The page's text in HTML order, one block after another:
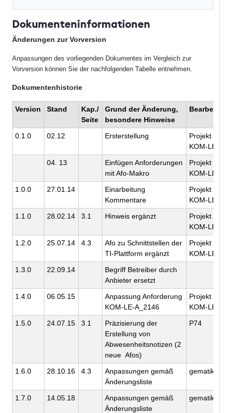
Dokumenteninformationen
Änderungen zur Vorversion
Anpassungen des vorliegenden Dokumentes im Vergleich zur
Vorversion können Sie der nachfolgenden Tabelle entnehmen.
Dokumentenhistorie
Version Stand
Kap./
Seite
Grund der Änderung,
besondere Hinweise
0.1.0 02.12 Ersterstellung
Projekt
KOM-LE
04. 13
Einfügen Anforderungen
mit Afo-Makro
Projekt
KOM-LE
1.0.0
27.01.14
Einarbeitung
Kommentare
Projekt
KOM-LE
1.1.0
28.02.14 3.1 Hinweis ergänzt
Projekt
KOM-LE
1.2.0
25.07.14 4.3
Afo zu Schnittstellen der
TI-Plattform ergänzt
Projekt
KOM-LE
1.3.0
22.09.14
Begriff Betreiber durch
Anbieter ersetzt
1.4.0
06.05.15
Anpassung Anforderung
KOM-LE-A_2146
Projekt
KOM-LE
1.5.0
24.07.15 3.1
Präzisierung der
Erstellung von
Abwesenheitsnotizen (2
neue Afos)
P74
1.6.0 28.10.16 4.3
Anpassungen gemäß
Änderungsliste
gematik
1.7.0 14.05.18
Anpassungen gemäß
Änderungsliste
gematik